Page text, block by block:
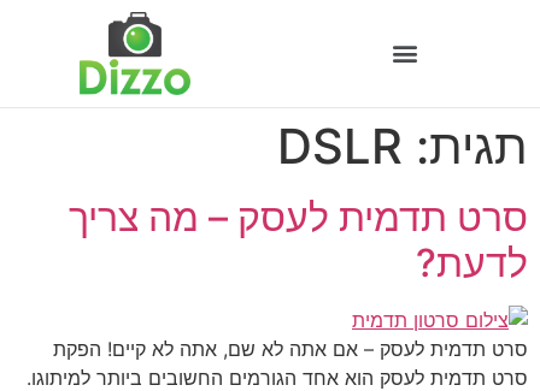
תגית: DSLR
סרט תדמית לעסק – מה צריך
לדעת?
סרט תדמית לעסק – אם אתה לא שם, אתה לא קיים! הפקת
סרט תדמית לעסק הוא אחד הגורמים החשובים ביותר למיתוגו.